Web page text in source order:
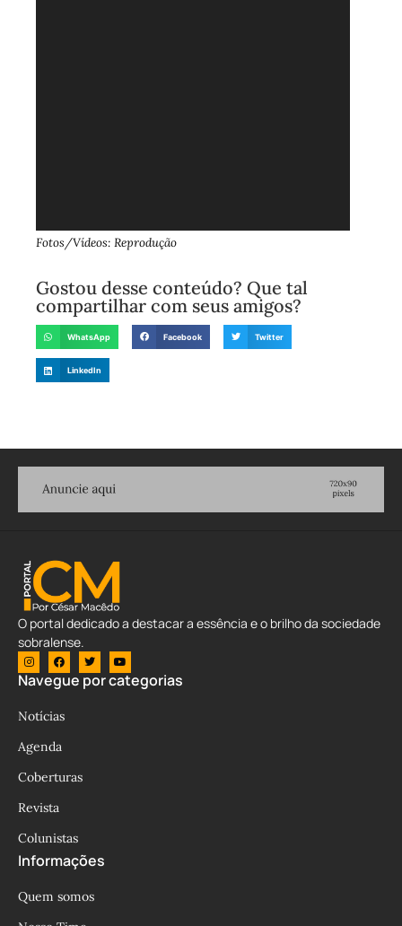
Fotos/Vídeos: Reprodução
Gostou desse conteúdo? Que tal
compartilhar com seus amigos?
WhatsApp Facebook Twitter
LinkedIn
O portal dedicado a destacar a essência e o brilho da sociedade
sobralense.
Navegue por categorias
Notícias
Agenda
Coberturas
Revista
Colunistas
Informações
Quem somos